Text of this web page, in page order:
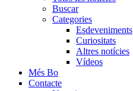
Buscar
Categories
Esdeveniments
Curiositats
Altres notícies
Vídeos
Més Bo
Contacte